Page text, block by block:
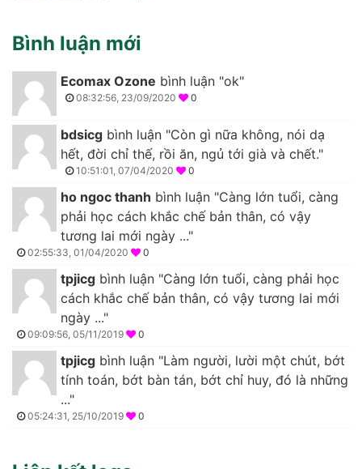
Bình luận mới
Ecomax Ozone bình luận "ok"
08:32:56, 23/09/2020 0
bdsicg bình luận "Còn gì nữa không, nói dạ
hết, đời chỉ thế, rồi ăn, ngủ tới già và chết."
10:51:01, 07/04/2020 0
ho ngoc thanh bình luận "Càng lớn tuổi, càng
phải học cách khắc chế bản thân, có vậy
tương lai mới ngày ..."
02:55:33, 01/04/2020 0
tpjicg bình luận "Càng lớn tuổi, càng phải học
cách khắc chế bản thân, có vậy tương lai mới
ngày ..."
09:09:56, 05/11/2019 0
tpjicg bình luận "Làm người, lười một chút, bớt
tính toán, bớt bàn tán, bớt chỉ huy, đó là những
..."
05:24:31, 25/10/2019 0